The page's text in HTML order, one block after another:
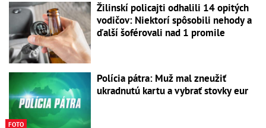
Žilinskí policajti odhalili 14 opitých
vodičov: Niektorí spôsobili nehody a
ďalší šoférovali nad 1 promile
FOTO
Polícia pátra: Muž mal zneužiť
ukradnutú kartu a vybrať stovky eur